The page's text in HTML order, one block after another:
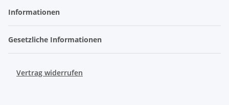
Informationen
Gesetzliche Informationen
Vertrag widerrufen